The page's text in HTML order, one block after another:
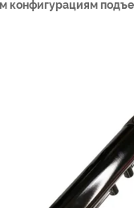
конфигурациям